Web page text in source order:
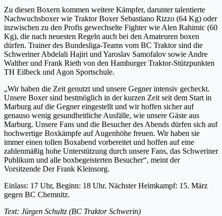
Zu diesen Boxern kommen weitere Kämpfer, darunter talentierte
Nachwuchsboxer wie Traktor Boxer Sebastiano Rizzo (64 Kg) oder
inzwischen zu den Profis gewechselte Fighter wie Alen Rahimic (60
Kg), die nach neuesten Regeln auch bei den Amateuren boxen
dürfen. Trainer des Bundesliga-Teams vom BC Traktor sind die
Schweriner Abdelali Hajiri und Yaroslav Samofalov sowie Andre
Walther und Frank Rieth von den Hamburger Traktor-Stützpunkten
TH Eilbeck und Agon Sportschule.
„Wir haben die Zeit genutzt und unsere Gegner intensiv gecheckt.
Unsere Boxer sind bestmöglich in der kurzen Zeit seit dem Start in
Marburg auf die Gegner eingestellt und wir hoffen sicher auf
genauso wenig gesundheitliche Ausfälle, wie unsere Gäste aus
Marburg. Unsere Fans und die Besucher des Abends dürfen sich auf
hochwertige Boxkämpfe auf Augenhöhe freuen. Wir haben sie
immer einen tollen Boxabend vorbereitet und hoffen auf eine
zahlenmäßig hohe Unterstützung durch unsere Fans, das Schweriner
Publikum und alle boxbegeisterten Besucher“, meint der
Vorsitzende Der Frank Kleinsorg.
Einlass: 17 Uhr, Beginn: 18 Uhr. Nächster Heimkampf: 15. März
gegen BC Chemnitz.
Text: Jürgen Schultz (BC Traktor Schwerin)